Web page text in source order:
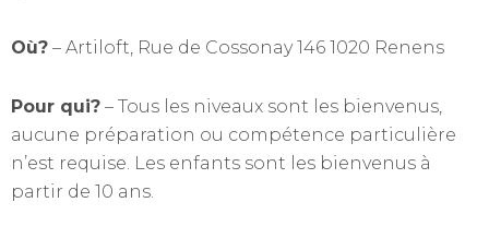
Où? – Artiloft, Rue de Cossonay 146 1020 Renens
Pour qui? – Tous les niveaux sont les bienvenus,
aucune préparation ou compétence particulière
n’est requise. Les enfants sont les bienvenus à
partir de 10 ans.